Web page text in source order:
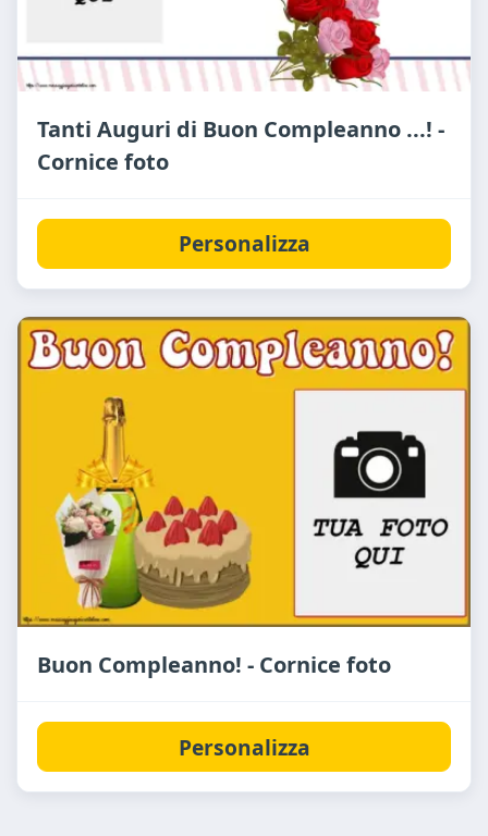
Tanti Auguri di Buon Compleanno ...! -
Cornice foto
Personalizza
Buon Compleanno! - Cornice foto
Personalizza